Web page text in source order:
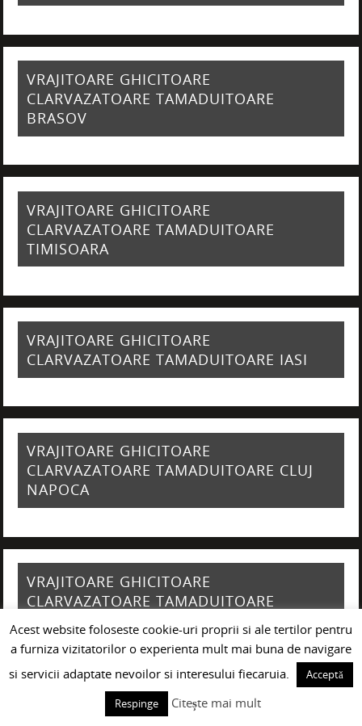
VRAJITOARE GHICITOARE
CLARVAZATOARE TAMADUITOARE
BRASOV
VRAJITOARE GHICITOARE
CLARVAZATOARE TAMADUITOARE
TIMISOARA
VRAJITOARE GHICITOARE
CLARVAZATOARE TAMADUITOARE IASI
VRAJITOARE GHICITOARE
CLARVAZATOARE TAMADUITOARE CLUJ
NAPOCA
VRAJITOARE GHICITOARE
CLARVAZATOARE TAMADUITOARE
GIURGIU
VRAJITOARE GHICITOARE
Acest website foloseste cookie-uri proprii si ale tertilor pentru
a furniza vizitatorilor o experienta mult mai buna de navigare
si servicii adaptate nevoilor si interesului fiecaruia.
Acceptă
Respinge
Citește mai mult